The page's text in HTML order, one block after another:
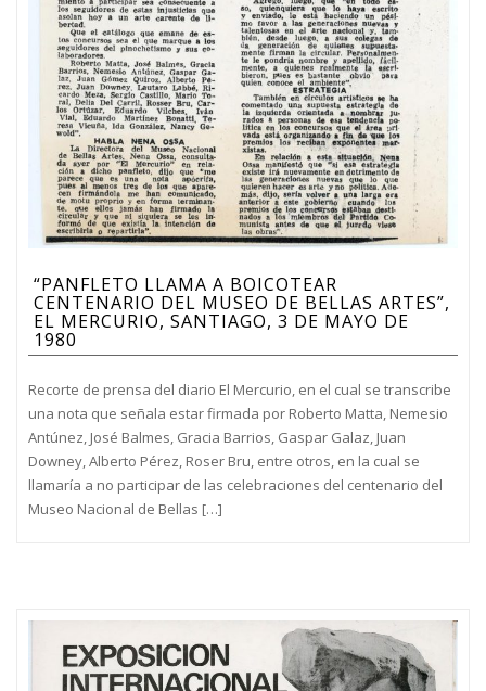
“PANFLETO LLAMA A BOICOTEAR
CENTENARIO DEL MUSEO DE BELLAS ARTES”,
EL MERCURIO, SANTIAGO, 3 DE MAYO DE
1980
Recorte de prensa del diario El Mercurio, en el cual se transcribe
una nota que señala estar firmada por Roberto Matta, Nemesio
Antúnez, José Balmes, Gracia Barrios, Gaspar Galaz, Juan
Downey, Alberto Pérez, Roser Bru, entre otros, en la cual se
llamaría a no participar de las celebraciones del centenario del
Museo Nacional de Bellas […]